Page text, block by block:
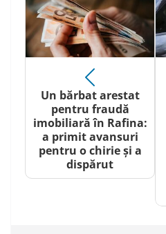
Un bărbat arestat
pentru fraudă
imobiliară în Rafina:
a primit avansuri
pentru o chirie și a
dispărut